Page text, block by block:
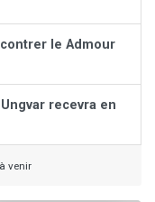
le Admour
recevra en
venir